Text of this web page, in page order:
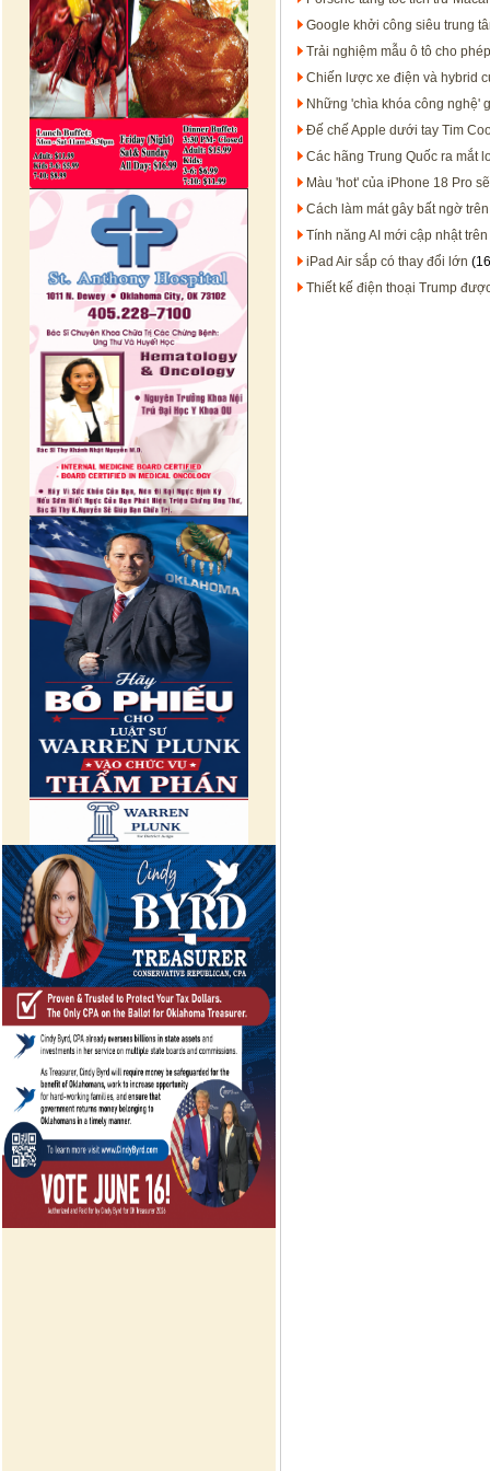
Google khởi công siêu trung
Trải nghiệm mẫu ô tô cho
Chiến lược xe điện và hybrid
Những 'chìa khóa công nghệ'
Đế chế Apple dưới tay Tim
Các hãng Trung Quốc ra mắt
Màu 'hot' của iPhone 18 Pro
Cách làm mát gây bất ngờ
Tính năng AI mới cập nhật
iPad Air sắp có thay đổi lớn
Thiết kế điện thoại Trump